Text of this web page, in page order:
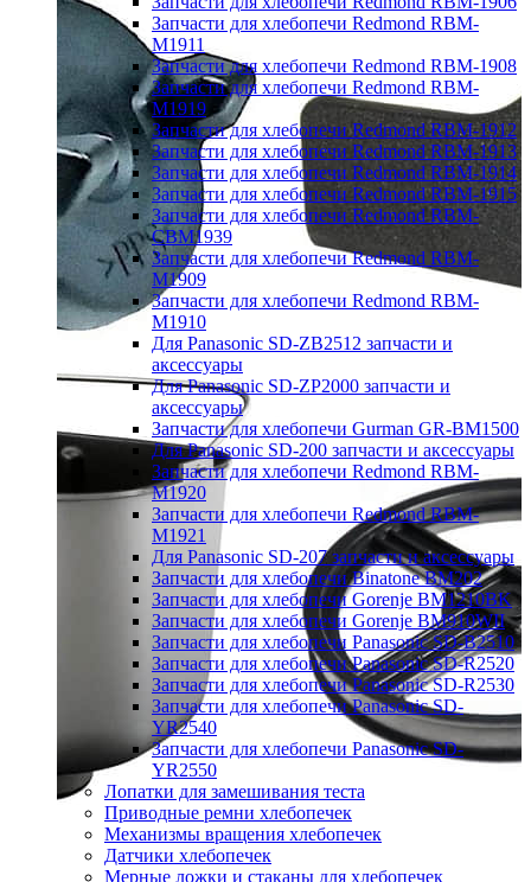
Запчасти для хлебопечи Redmond RBM-
M1911
Запчасти для хлебопечи Redmond RBM-1908
Запчасти для хлебопечи Redmond RBM-
M1919
Запчасти для хлебопечи Redmond RBM-1912
Запчасти для хлебопечи Redmond RBM-1913
Запчасти для хлебопечи Redmond RBM-1914
Запчасти для хлебопечи Redmond RBM-1915
Запчасти для хлебопечи Redmond RBM-
CBM1939
Запчасти для хлебопечи Redmond RBM-
M1909
Запчасти для хлебопечи Redmond RBM-
M1910
Для Panasonic SD-ZB2512 запчасти и
аксессуары
Для Panasonic SD-ZP2000 запчасти и
аксессуары
Запчасти для хлебопечи Gurman GR-BM1500
Для Panasonic SD-200 запчасти и аксессуары
Запчасти для хлебопечи Redmond RBM-
M1920
Запчасти для хлебопечи Redmond RBM-
M1921
Для Panasonic SD-207 запчасти и аксессуары
Запчасти для хлебопечи Binatone BM202
Запчасти для хлебопечи Gorenje BM1210BK
Запчасти для хлебопечи Gorenje BM910WII
Запчасти для хлебопечи Panasonic SD-B2510
Запчасти для хлебопечи Panasonic SD-R2520
Запчасти для хлебопечи Panasonic SD-R2530
Запчасти для хлебопечи Panasonic SD-
YR2540
Запчасти для хлебопечи Panasonic SD-
YR2550
Лопатки для замешивания теста
Приводные ремни хлебопечек
Механизмы вращения хлебопечек
Датчики хлебопечек
Мерные ложки и стаканы для хлебопечек